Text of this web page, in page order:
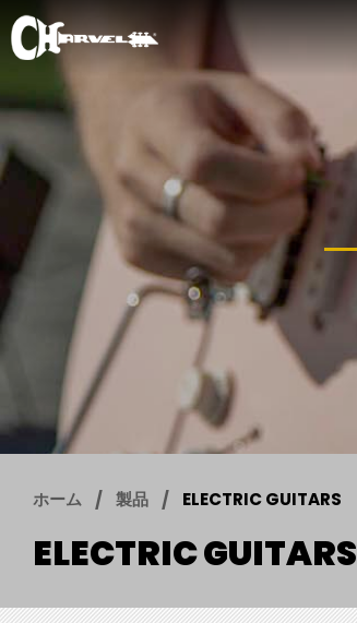
ホーム 製品 ELECTRIC GUITARS
ELECTRIC GUITARS